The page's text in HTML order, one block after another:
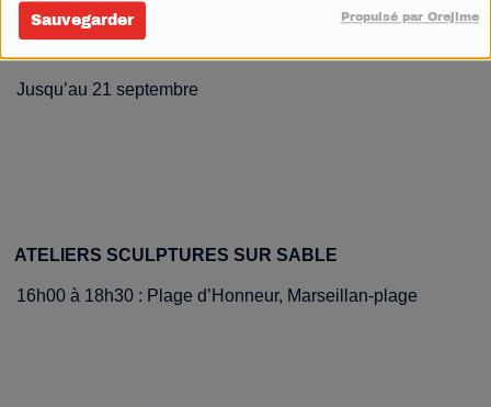
Sauvegarder Propulsé par Orejime
MARCHÉ QUOTIDIEN
Jusqu’au 21 septembre
ATELIERS SCULPTURES SUR SABLE
16h00 à 18h30 : Plage d’Honneur, Marseillan-plage